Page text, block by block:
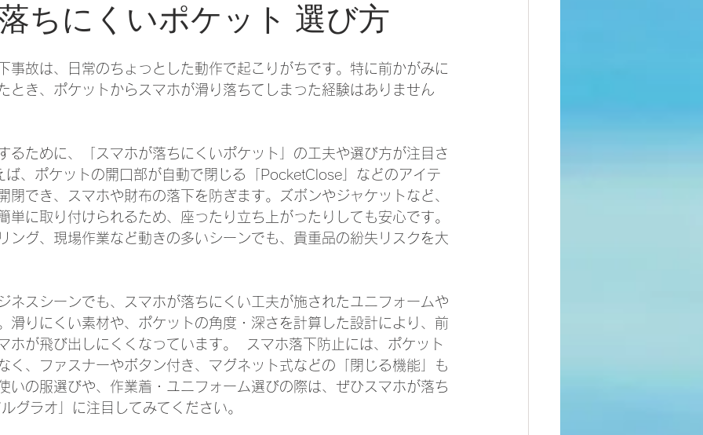
ちにくいポケット 選び方
事故は、日常のちょっとした動作で起こりがちです。特に前かがみに
とき、ポケットからスマホが滑り落ちてしまった経験はありません
るために、「スマホが落ちにくいポケット」の工夫や選び方が注目さ
ば、ポケットの開口部が自動で閉じる「PocketClose」などのアイテ
閉でき、スマホや財布の落下を防ぎます。ズボンやジャケットなど、
単に取り付けられるため、座ったり立ち上がったりしても安心です。
ング、現場作業など動きの多いシーンでも、貴重品の紛失リスクを大
ネスシーンでも、スマホが落ちにくい工夫が施されたユニフォームや
滑りにくい素材や、ポケットの角度・深さを計算した設計により、前
ホが飛び出しにくくなっています。  スマホ落下防止には、ポケット
く、ファスナーやボタン付き、マグネット式などの「閉じる機能」も
いの服選びや、作業着・ユニフォーム選びの際は、ぜひスマホが落ち
グラオ」に注目してみてください。